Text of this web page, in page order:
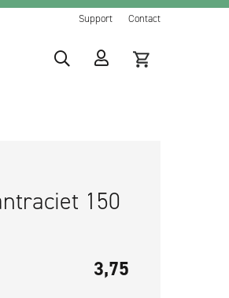
Support Contact
150
3,75